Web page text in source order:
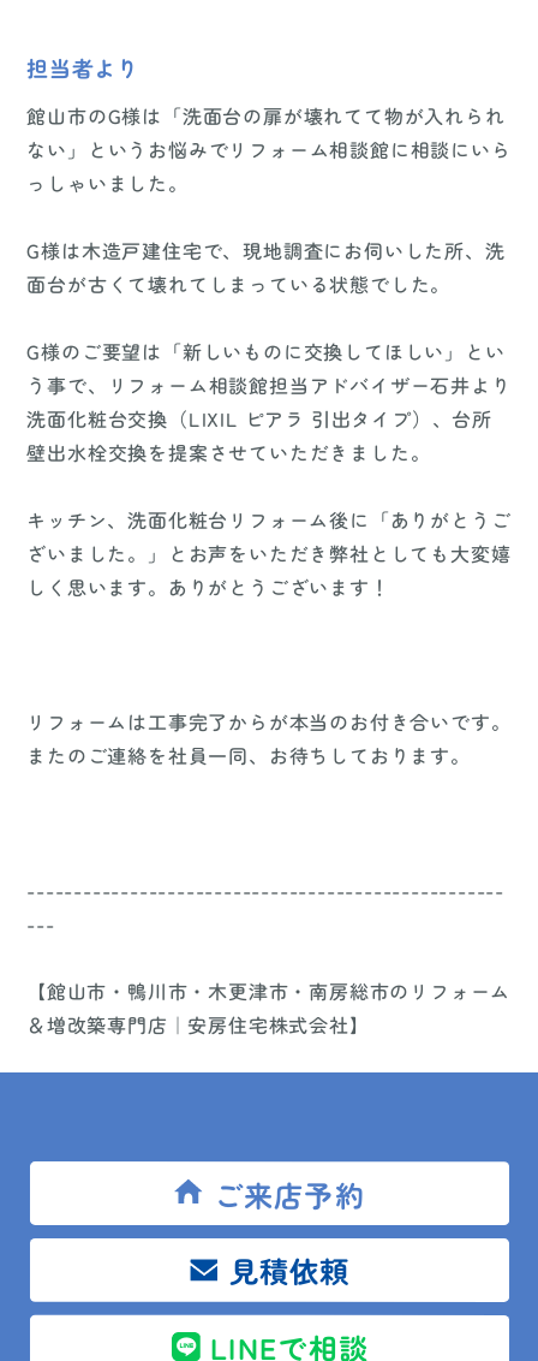
ご来店予約
見積依頼
LINEで相談
担当者より
館山市のG様は「洗面台の扉が壊れてて物が入れられ
ない」というお悩みでリフォーム相談館に相談にいら
っしゃいました。
G様は木造戸建住宅で、現地調査にお伺いした所、洗
面台が古くて壊れてしまっている状態でした。
G様のご要望は「新しいものに交換してほしい」とい
う事で、リフォーム相談館担当アドバイザー石井より
洗面化粧台交換（LIXIL ピアラ 引出タイプ）、台所
壁出水栓交換を提案させていただきました。
キッチン、洗面化粧台リフォーム後に「ありがとうご
ざいました。」とお声をいただき弊社としても大変嬉
しく思います。ありがとうございます！
リフォームは工事完了からが本当のお付き合いです。
またのご連絡を社員一同、お待ちしております。
---------------------------------------------------
---
【館山市・鴨川市・木更津市・南房総市のリフォーム
＆増改築専門店｜安房住宅株式会社】
館山市・鴨川市・木更津市のリフォーム＆増改築専門
店 安房住宅株式会社まで！
水回りリフォームはもちろん、